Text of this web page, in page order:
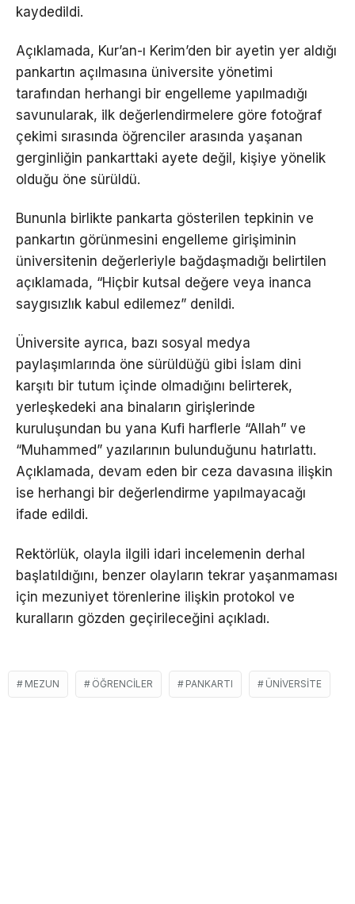
kaydedildi.
Açıklamada, Kur’an-ı Kerim’den bir ayetin yer aldığı
pankartın açılmasına üniversite yönetimi
tarafından herhangi bir engelleme yapılmadığı
savunularak, ilk değerlendirmelere göre fotoğraf
çekimi sırasında öğrenciler arasında yaşanan
gerginliğin pankarttaki ayete değil, kişiye yönelik
olduğu öne sürüldü.
Bununla birlikte pankarta gösterilen tepkinin ve
pankartın görünmesini engelleme girişiminin
üniversitenin değerleriyle bağdaşmadığı belirtilen
açıklamada, “Hiçbir kutsal değere veya inanca
saygısızlık kabul edilemez” denildi.
Üniversite ayrıca, bazı sosyal medya
paylaşımlarında öne sürüldüğü gibi İslam dini
karşıtı bir tutum içinde olmadığını belirterek,
yerleşkedeki ana binaların girişlerinde
kuruluşundan bu yana Kufi harflerle “Allah” ve
“Muhammed” yazılarının bulunduğunu hatırlattı.
Açıklamada, devam eden bir ceza davasına ilişkin
ise herhangi bir değerlendirme yapılmayacağı
ifade edildi.
Rektörlük, olayla ilgili idari incelemenin derhal
başlatıldığını, benzer olayların tekrar yaşanmaması
için mezuniyet törenlerine ilişkin protokol ve
kuralların gözden geçirileceğini açıkladı.
MEZUN ÖĞRENCILER PANKARTI ÜNIVERSITE